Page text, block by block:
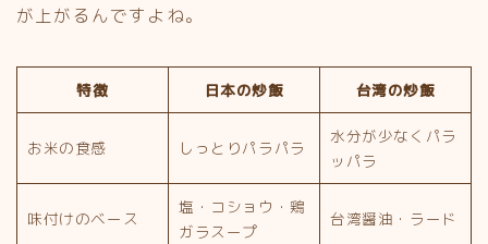
が上がるんですよね。
特徴 日本の炒飯 台湾の炒飯
お米の食感 しっとりパラパラ
水分が少なくパラ
ッパラ
味付けのベース
塩・コショウ・鶏
ガラスープ
台湾醤油・ラード